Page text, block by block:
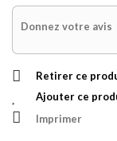
Donnez votre avis
Retirer ce
Ajouter ce
Imprimer